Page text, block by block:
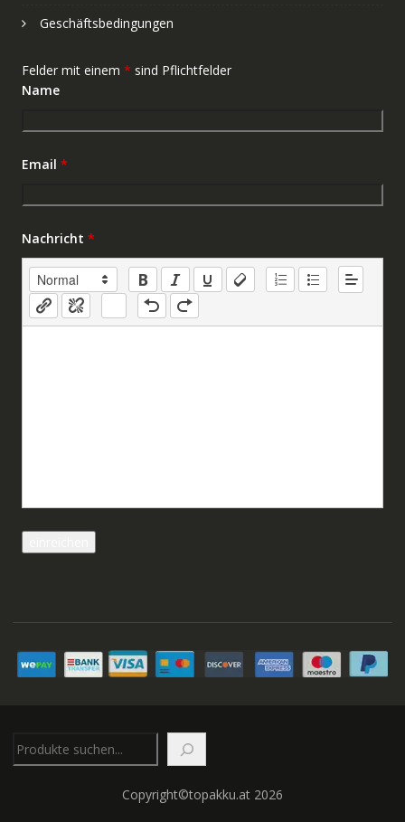
Geschäftsbedingungen
Felder mit einem * sind Pflichtfelder
Name
Email *
Nachricht *
Copyright©topakku.at 2026